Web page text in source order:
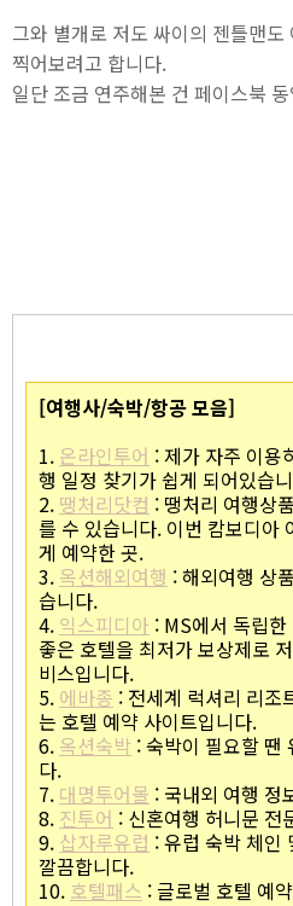
그와 별개로 저도 싸이의 젠틀맨
찍어보려고 합니다.
일단 조금 연주해본 건 페이스북
[여행사/숙박/항공 모음]
1. 온라인투어 : 제가 자주 이용
행 일정 찾기가 쉽게 되어있습
2. 땡처리닷컴 : 땡처리 여행상
를 수 있습니다. 이번 캄보디아
게 예약한 곳.
3. 옥션해외여행 : 해외여행 상
습니다.
4. 익스피디아 : MS에서 독립
좋은 호텔을 최저가 보상제로
비스입니다.
5. 에바종 : 전세계 럭셔리 리조
는 호텔 예약 사이트입니다.
6. 옥션숙박 : 숙박이 필요할 땐
다.
7. 대명투어몰 : 국내외 여행 정
8. 진투어 : 신혼여행 허니문 전
9. 삽자루유럽 : 유럽 숙박 체인
깔끔합니다.
10. 호텔패스 : 글로벌 호텔 예